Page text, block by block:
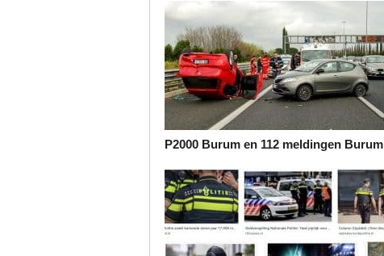
P2000 Burum en 112 meldingen Burum